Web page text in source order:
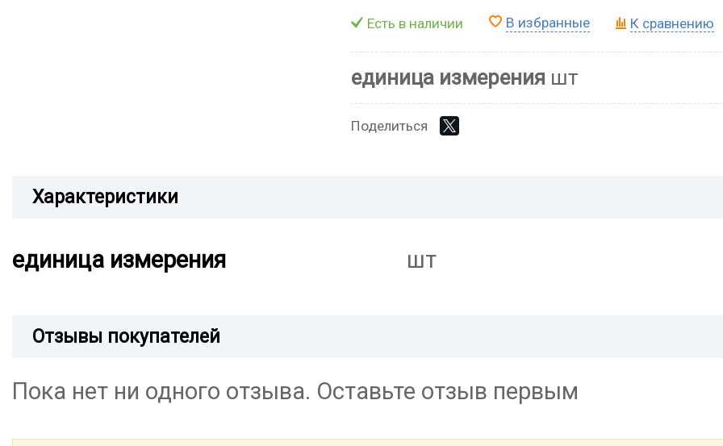
Есть в наличии В избранные К сравнению
единица измерения шт
Поделиться
Характеристики
единица измерения шт
Отзывы покупателей
Пока нет ни одного отзыва. Оставьте отзыв первым